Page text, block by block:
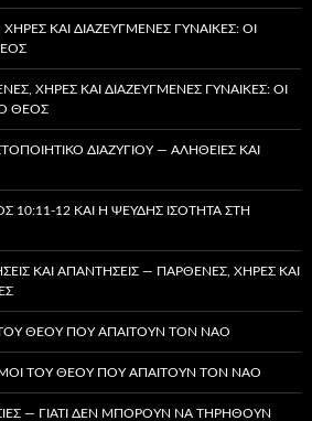
ΚΑΙ ΔΙΑΖΕΥΓΜΈΝΕΣ ΓΥΝΑΊΚΕΣ: ΟΙ
ΧΉΡΕΣ ΚΑΙ ΔΙΑΖΕΥΓΜΈΝΕΣ ΓΥΝΑΊΚΕΣ: ΟΙ
Ο ΘΕΌΣ
ΔΙΑΖΥΓΊΟΥ — ΑΛΉΘΕΙΕΣ ΚΑΙ
10:11-12 ΚΑΙ Η ΨΕΥΔΉΣ ΙΣΌΤΗΤΑ ΣΤΗ
ΚΑΙ ΑΠΑΝΤΉΣΕΙΣ — ΠΑΡΘΈΝΕΣ, ΧΉΡΕΣ ΚΑΙ
ΘΕΟΎ ΠΟΥ ΑΠΑΙΤΟΎΝ ΤΟΝ ΝΑΌ
ΤΟΥ ΘΕΟΎ ΠΟΥ ΑΠΑΙΤΟΎΝ ΤΟΝ ΝΑΌ
— ΓΙΑΤΊ ΔΕΝ ΜΠΟΡΟΎΝ ΝΑ ΤΗΡΗΘΟΎΝ